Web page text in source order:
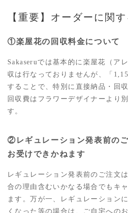
【重要】オーダーに関
①楽屋花の回収料金について
Sakaseruでは基本的に楽屋花（ア
収は行なっておりませんが、「
することで、特別に直接納品・回
回収費はフラワーデザイナーより
す。
②レギュレーション発表前の
お受けできかねます
レギュレーション発表前のご注文
合の理由含むいかなる場合でもキ
ます。万が一、レギュレーション
くなった等の場合は、ご自宅への